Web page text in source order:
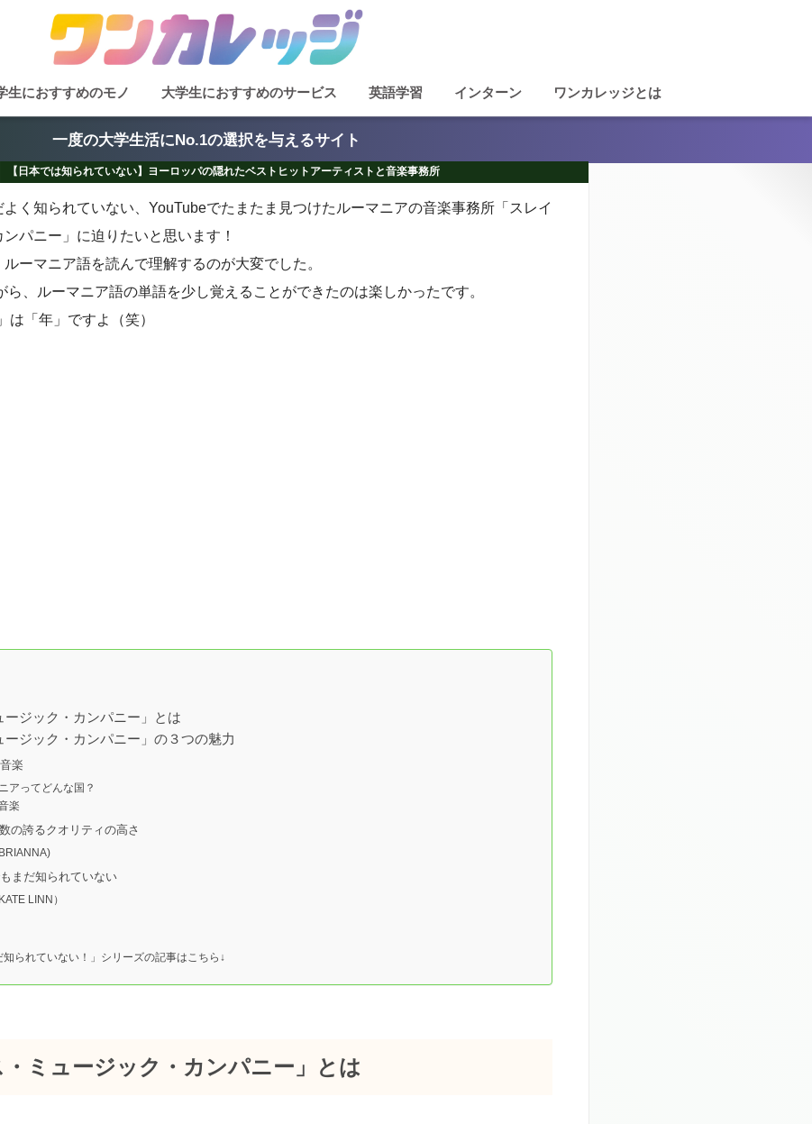
生におすすめのモノ 大学生におすすめのサービス 英語学習 インターン ワンカレッジとは
一度の大学生活にNo.1の選択を与えるサイト
【日本では知られていない】ヨーロッパの隠れたベストヒットアーティストと音楽事務所
く知られていない、YouTubeでたまたま見つけたルーマニアの音楽事務所「スレイ
パニー」に迫りたいと思います！
ーマニア語を読んで理解するのが大変でした。
ら、ルーマニア語の単語を少し覚えることができたのは楽しかったです。
は「年」ですよ（笑）
ージック・カンパニー」とは
ージック・カンパニー」の３つの魅力
楽
アってどんな国？
楽
の誇るクオリティの高さ
まだ知られていない
LINN）
知られていない！」シリーズの記事はこちら↓
ミュージック・カンパニー」とは